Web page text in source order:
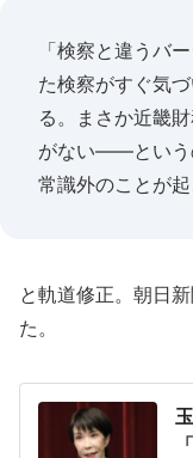
「検察と違うバ
た検察がすぐ気
る。まさか近畿
がない――という
常識外のことが起
と軌道修正。朝日
た。